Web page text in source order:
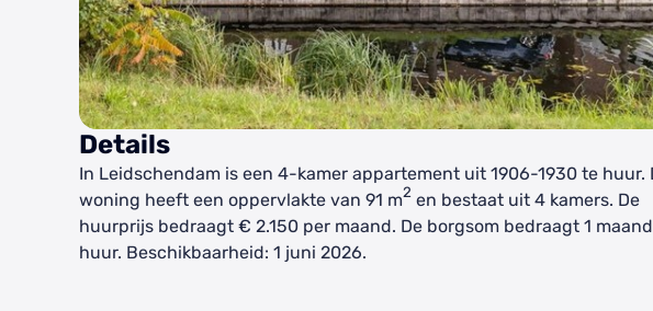
Details
In Leidschendam is een 4-kamer appartement uit 1906-1930 te huur.
woning heeft een oppervlakte van 91 m2 en bestaat uit 4 kamers. De
huurprijs bedraagt € 2.150 per maand. De borgsom bedraagt 1 maand
huur. Beschikbaarheid: 1 juni 2026.